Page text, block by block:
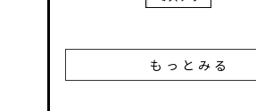
もっとみる